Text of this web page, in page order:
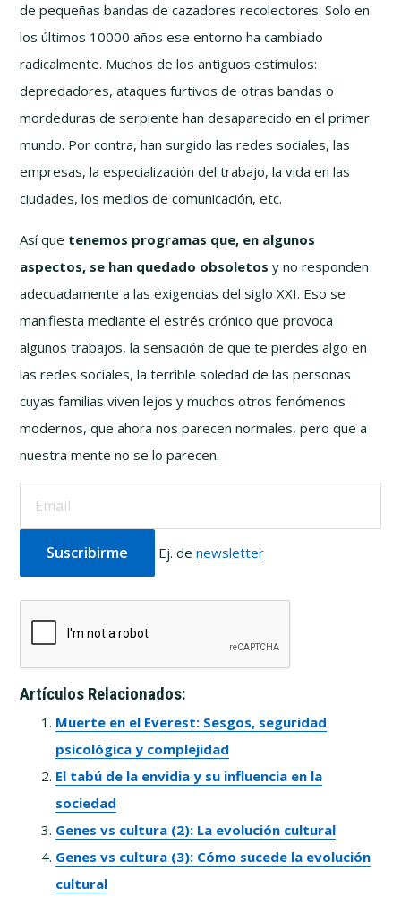
de pequeñas bandas de cazadores recolectores. Solo en
los últimos 10000 años ese entorno ha cambiado
radicalmente. Muchos de los antiguos estímulos:
depredadores, ataques furtivos de otras bandas o
mordeduras de serpiente han desaparecido en el primer
mundo. Por contra, han surgido las redes sociales, las
empresas, la especialización del trabajo, la vida en las
ciudades, los medios de comunicación, etc.
Así que tenemos programas que, en algunos
aspectos, se han quedado obsoletos y no responden
adecuadamente a las exigencias del siglo XXI. Eso se
manifiesta mediante el estrés crónico que provoca
algunos trabajos, la sensación de que te pierdes algo en
las redes sociales, la terrible soledad de las personas
cuyas familias viven lejos y muchos otros fenómenos
modernos, que ahora nos parecen normales, pero que a
nuestra mente no se lo parecen.
Ej. denewsletter
Artículos Relacionados:
Muerte en el Everest: Sesgos, seguridad
psicológica y complejidad
El tabú de la envidia y su influencia en la
sociedad
Genes vs cultura (2): La evolución cultural
Genes vs cultura (3): Cómo sucede la evolución
cultural